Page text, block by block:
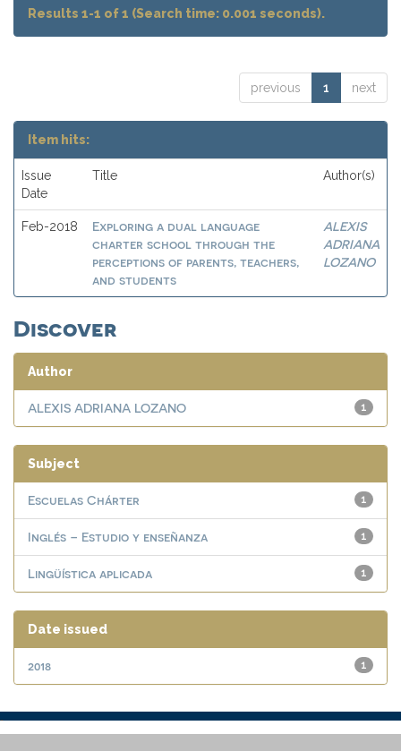
Results 1-1 of 1 (Search time: 0.001 seconds).
previous 1 next
Item hits:
Issue
Date
Title Author(s)
Feb-2018
Exploring a dual language
charter school through the
perceptions of parents, teachers,
and students
ALEXIS
ADRIANA
LOZANO
Discover
Author
1
ALEXIS ADRIANA LOZANO
Subject
1
Escuelas Chárter
1
Inglés – Estudio y enseñanza
1
Lingüística aplicada
Date issued
1
2018